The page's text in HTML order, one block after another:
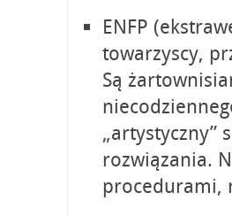
ENFP
towarzyscy,
Są
„artystyczny”
rozwiązania.
procedurami,